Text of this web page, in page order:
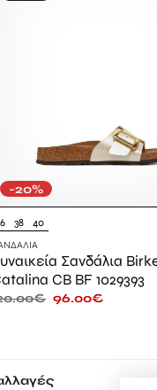
-20%
38 40
Σανδάλια
CB BF 1029393
€ 96.00€